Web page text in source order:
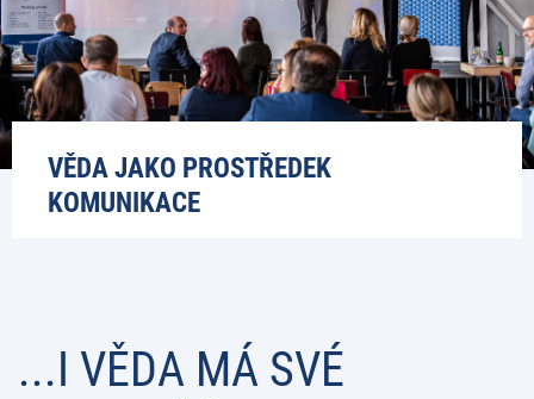
VĚDA JAKO PROSTŘEDEK
KOMUNIKACE
...I VĚDA MÁ SVÉ